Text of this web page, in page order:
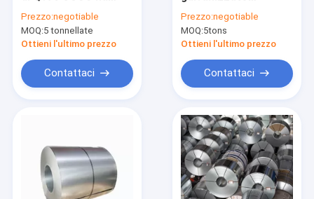
Piatto di acciaio di resistenza all'usura
Tubo di rame senza cuciture
Strato di alluminio galvanizzato
Piatto dello strato di acciaio al carbonio
Bobine d'acciaio galvanizzate
Tubi della lega di alluminio
bobine DX53D DX51D
Z140 W600mm
Prezzo:negotiable
MOQ:5 tonnellate
Ottieni l'ultimo prezzo
Contattaci
ricoperto Aluzinc di
55% arrotola la
bobina laminata a
Prezzo:negotiable
MOQ:5tons
Ottieni l'ultimo prezzo
Contattaci